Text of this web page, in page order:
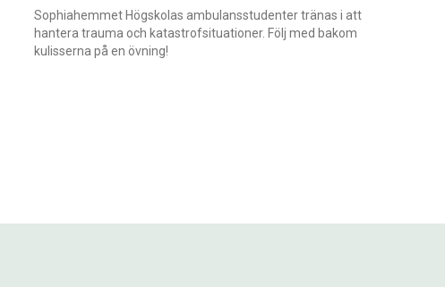
Sophiahemmet Högskolas ambulansstudenter tränas i att
hantera trauma och katastrofsituationer. Följ med bakom
kulisserna på en övning!